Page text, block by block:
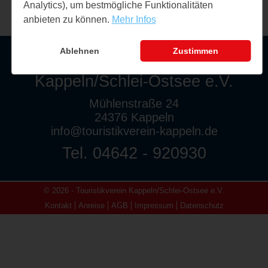
Touristikverein
Kappeln/Schlei-Ostsee e.V.
Mühlenstraße 24
24376 Kappeln
info@touristikverein-kappeln.de
Tel. 04642 - 920930
© 2026 - Touristikverein Kappeln/Schlei-Ostsee e.V.
Kontakt
Anreise AGB Impressum Datenschutz
Analytics), um bestmögliche Funktionalitäten
anbieten zu können. Mehr Infos
Ablehnen Zustimmen